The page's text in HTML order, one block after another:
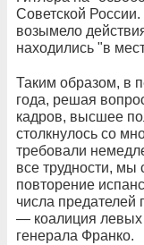
Советской
возымело
находились "в
Таким образом, в
года, решая
кадров, высшее
столкнулось со
требовали
все трудности, мы
повторение
числа предателей
— коалиция
генерала Франко.